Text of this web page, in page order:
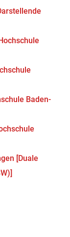
Baden-
[Duale